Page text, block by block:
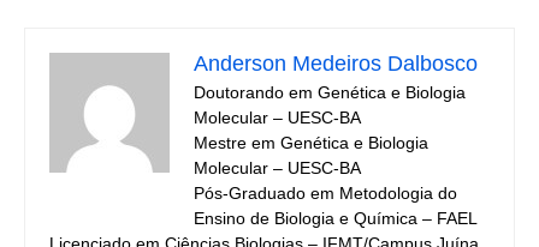
Anderson Medeiros Dalbosco
Doutorando em Genética e Biologia
Molecular – UESC-BA
Mestre em Genética e Biologia
Molecular – UESC-BA
Pós-Graduado em Metodologia do
Ensino de Biologia e Química – FAEL